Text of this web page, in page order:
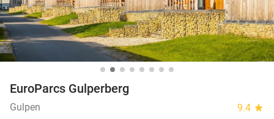
EuroParcs Gulperberg
Gulpen 9.4 star